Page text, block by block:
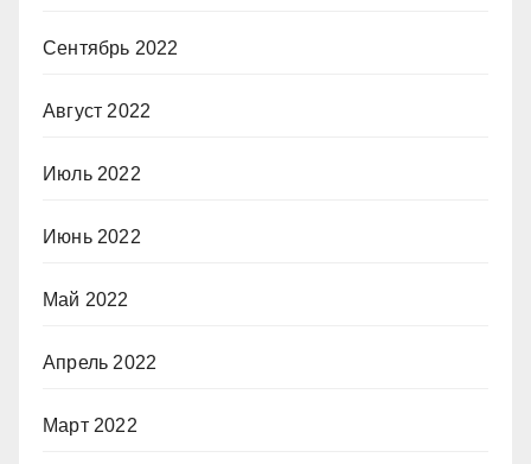
Сентябрь 2022
Август 2022
Июль 2022
Июнь 2022
Май 2022
Апрель 2022
Март 2022